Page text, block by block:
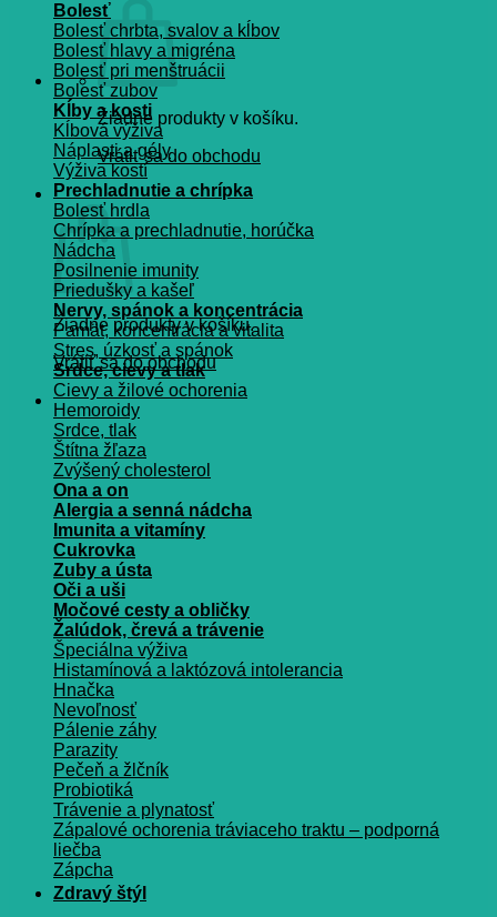
Žiadne produkty v košíku.
Vrátiť sa do obchodu
Košík
Žiadne produkty v košíku.
Vrátiť sa do obchodu
Bolesť
Bolesť chrbta, svalov a kĺbov
Bolesť hlavy a migréna
Bolesť pri menštruácii
Bolesť zubov
Kĺby a kosti
Kĺbová výživa
Náplasti a gély
Výživa kostí
Prechladnutie a chrípka
Bolesť hrdla
Chrípka a prechladnutie, horúčka
Nádcha
Posilnenie imunity
Priedušky a kašeľ
Nervy, spánok a koncentrácia
Pamät, koncentrácia a vitalita
Stres, úzkosť a spánok
Srdce, cievy a tlak
Cievy a žilové ochorenia
Hemoroidy
Srdce, tlak
Štítna žľaza
Zvýšený cholesterol
Ona a on
Alergia a senná nádcha
Imunita a vitamíny
Cukrovka
Zuby a ústa
Oči a uši
Močové cesty a obličky
Žalúdok, črevá a trávenie
Špeciálna výživa
Histamínová a laktózová intolerancia
Hnačka
Nevoľnosť
Pálenie záhy
Parazity
Pečeň a žlčník
Probiotiká
Trávenie a plynatosť
Zápalové ochorenia tráviaceho traktu – podporná
liečba
Zápcha
Zdravý štýl